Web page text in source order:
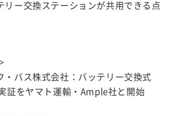
リー交換ステーションが共用できる点
・バス株式会社：バッテリー交換式
証をヤマト運輸・Ample社と開始